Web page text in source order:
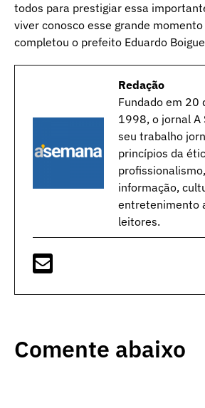
todos para prestigiar essa
viver conosco esse grande
completou o prefeito Eduardo
Redação
Fundado em 20
1998, o jornal A
seu trabalho
princípios da
informação,
entretenimento
leitores.
Comente abaixo